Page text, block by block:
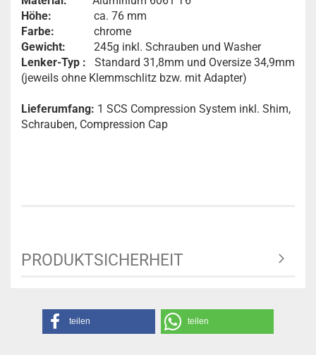
Höhe: ca. 76 mm
Farbe: chrome
Gewicht: 245g inkl. Schrauben und Washer
Lenker-Typ : Standard 31,8mm und Oversize 34,9mm
(jeweils ohne Klemmschlitz bzw. mit Adapter)
Lieferumfang: 1 SCS Compression System inkl. Shim,
Schrauben, Compression Cap
PRODUKTSICHERHEIT
teilen teilen